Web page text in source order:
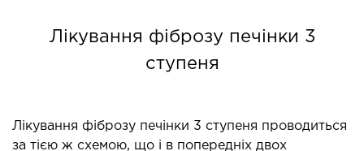
Лікування фіброзу печінки 3
ступеня
Лікування фіброзу печінки 3 ступеня проводиться
за тією ж схемою, що і в попередніх двох